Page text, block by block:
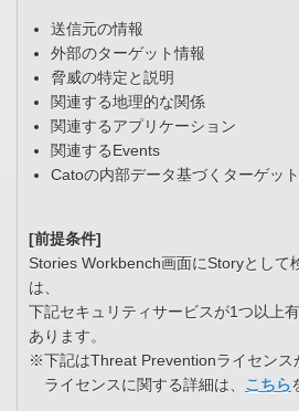
送信元の情報
外部のターゲット情報
脅威の特定と説明
関連する地理的な関係
関連するアプリケーション
関連するEvents
Catoの内部データ基づくターゲッ
[前提条件]
Stories Workbench画面にStoryとして
は、
下記セキュリティサービスが1つ以上
あります。
※下記はThreat Preventionライセンス
ライセンスに関する詳細は、 こちら